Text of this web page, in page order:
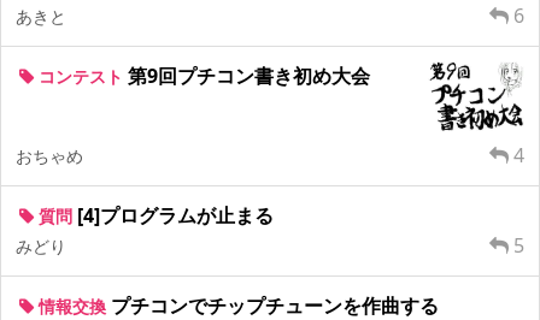
あきと 6
コンテスト 第9回プチコン書き初め大会
おちゃめ 4
質問 [4]プログラムが止まる
みどり 5
情報交換 プチコンでチップチューンを作曲する